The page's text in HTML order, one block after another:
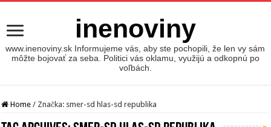
inenoviny
www.inenoviny.sk Informujeme vás, aby ste pochopili, že len vy sám
môžte bojovať za seba. Politici vás oklamu, využijú a odkopnú po
voľbách.
Home / Značka: smer-sd hlas-sd republika